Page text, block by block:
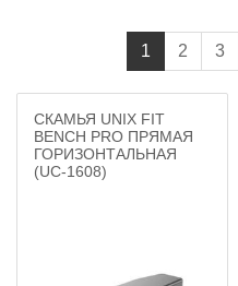
1 2 3
СКАМЬЯ UNIX FIT
BENCH PRO ПРЯМАЯ
ГОРИЗОНТАЛЬНАЯ
(UC-1608)